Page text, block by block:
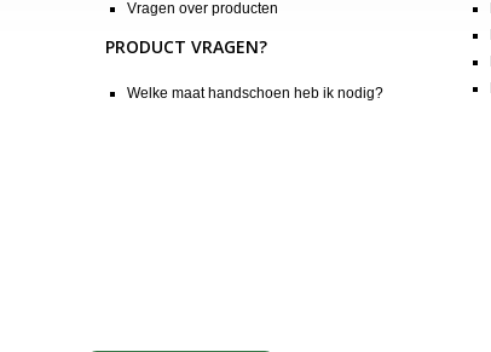
Vragen over producten
PRODUCT VRAGEN?
Welke maat handschoen heb ik nodig?